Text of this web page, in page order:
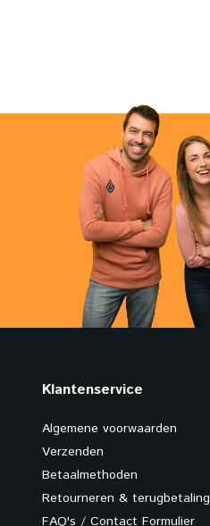
Klantenservice
Algemene voorwaarden
Verzenden
Betaalmethoden
Retourneren & terugbetaling
FAQ's / Contact Formulier